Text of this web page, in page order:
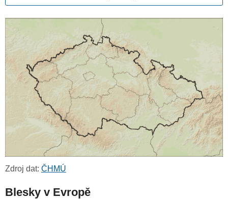
Zdroj dat: ČHMÚ
Blesky v Evropě